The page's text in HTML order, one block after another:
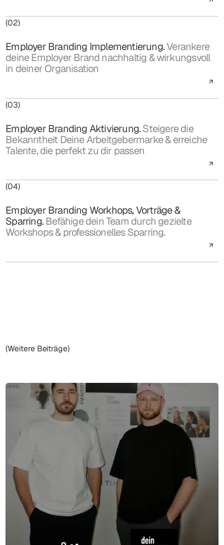
(02)
Employer Branding Implementierung.Verankere
deine Employer Brand nachhaltig & wirkungsvoll
in deiner Organisation
(03)
Employer Branding Aktivierung.Steigere die
Bekanntheit Deine Arbeitgebermarke & erreiche
Talente, die perfekt zu dir passen
(04)
Employer Branding Workhops, Vorträge &
Sparring.Befähige dein Team durch gezielte
Workshops & professionelles Sparring.
(Weitere Beiträge)